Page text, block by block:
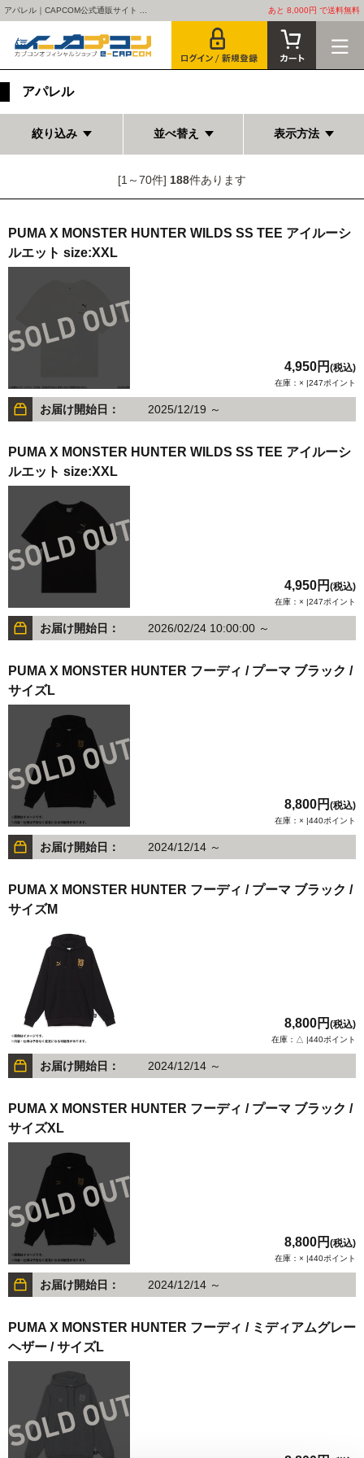
アパレル｜CAPCOM公式通販サイト ... あと 8,000円 で送料無料
アパレル
絞り込み 並べ替え 表示方法
[1～70件] 188件あります
PUMA X MONSTER HUNTER WILDS SS TEE アイルーシ
ルエット size:XXL
4,950円 (税込)
在庫：× |247ポイント
お届け開始日： 2025/12/19 ～
PUMA X MONSTER HUNTER WILDS SS TEE アイルーシ
ルエット size:XXL
4,950円 (税込)
在庫：× |247ポイント
お届け開始日： 2026/02/24 10:00:00 ～
PUMA X MONSTER HUNTER フーディ / プーマ ブラック /
サイズL
8,800円 (税込)
在庫：× |440ポイント
お届け開始日： 2024/12/14 ～
PUMA X MONSTER HUNTER フーディ / プーマ ブラック /
サイズM
8,800円 (税込)
在庫：△ |440ポイント
お届け開始日： 2024/12/14 ～
PUMA X MONSTER HUNTER フーディ / プーマ ブラック /
サイズXL
8,800円 (税込)
在庫：× |440ポイント
お届け開始日： 2024/12/14 ～
PUMA X MONSTER HUNTER フーディ / ミディアムグレー
ヘザー / サイズL